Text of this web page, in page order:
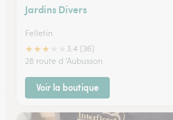
Jardins Divers
Felletin
★★★
3.4 (36)
28 route d 'Aubusson
Voir la boutique